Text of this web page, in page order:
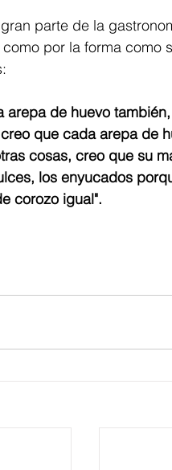
parte de la
por la forma como
arepa de huevo
que cada arepa de
cosas, creo que su
los enyucados
corozo igual".